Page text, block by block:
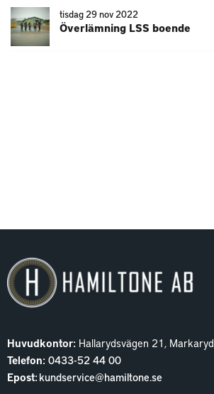
tisdag 29 nov 2022
Överlämning LSS boende
Huvudkontor: Hallarydsvägen 21, Markaryd
Telefon: 0433-52 44 00
Epost: kundservice@hamiltone.se